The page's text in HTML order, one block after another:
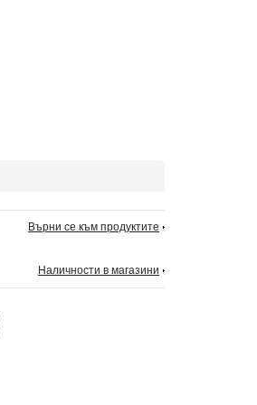
Върни се към продуктите
Наличности в магазини